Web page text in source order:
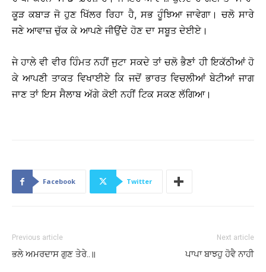
ਕੂੜ ਕਬਾੜ ਜੋ ਹੁਣ ਖਿੱਲਰ ਰਿਹਾ ਹੈ, ਸਭ ਹੂੰਝਿਆ ਜਾਵੇਗਾ। ਚਲੋ ਸਾਰੇ
ਜਣੇ ਆਵਾਜ਼ ਚੁੱਕ ਕੇ ਆਪਣੇ ਜੀਉਂਦੇ ਹੋਣ ਦਾ ਸਬੂਤ ਦੇਈਏ।
ਜੇ ਹਾਲੇ ਵੀ ਵੀਰ ਹਿੰਮਤ ਨਹੀਂ ਜੁਟਾ ਸਕਦੇ ਤਾਂ ਚਲੋ ਭੈਣਾਂ ਹੀ ਇਕੱਠੀਆਂ ਹੋ
ਕੇ ਆਪਣੀ ਤਾਕਤ ਵਿਖਾਈਏ ਕਿ ਜਦੋਂ ਭਾਰਤ ਵਿਚਲੀਆਂ ਬੇਟੀਆਂ ਜਾਗ
ਜਾਣ ਤਾਂ ਇਸ ਸੈਲਾਬ ਅੱਗੇ ਕੋਈ ਨਹੀਂ ਟਿਕ ਸਕਣ ਲੱਗਿਆ।
Facebook Twitter
Previous article
ਭਲੇ ਅਮਰਦਾਸ ਗੁਣ ਤੇਰੇ..॥
Next article
ਪਾਪਾ ਬਾਝਹੁ ਹੋਵੈ ਨਾਹੀ